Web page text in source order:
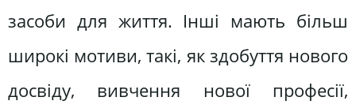
засоби для життя. Інші мають більш
широкі мотиви, такі, як здобуття нового
досвіду, вивчення нової професії,